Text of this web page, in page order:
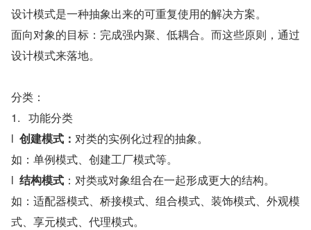
设计模式是一种抽象出来的可重复使用的解决方案。
面向对象的目标：完成强内聚、低耦合。而这些原则，通过
设计模式来落地。
分类：
1.   功能分类
l 创建模式： 对类的实例化过程的抽象。
如：单例模式、创建工厂模式等。
l 结构模式 ：对类或对象组合在一起形成更大的结构。
如：适配器模式、桥接模式、组合模式、装饰模式、外观模
式、享元模式、代理模式。